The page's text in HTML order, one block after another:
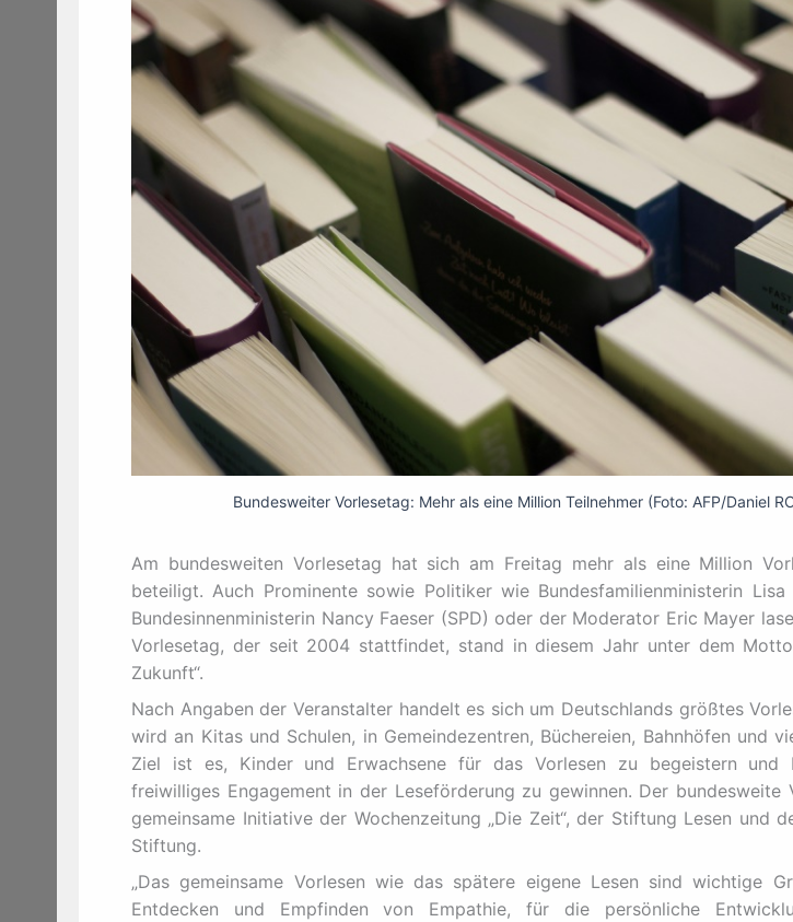
Bundesweiter Vorlesetag: Mehr als eine Million Teilnehmer (Foto: AFP/Daniel
Am bundesweiten Vorlesetag hat sich am Freitag mehr als eine Million
beteiligt. Auch Prominente sowie Politiker wie Bundesfamilienministerin Lisa
Bundesinnenministerin Nancy Faeser (SPD) oder der Moderator Eric Mayer
Vorlesetag, der seit 2004 stattfindet, stand in diesem Jahr unter dem Motto
Zukunft“.
Nach Angaben der Veranstalter handelt es sich um Deutschlands größtes
wird an Kitas und Schulen, in Gemeindezentren, Büchereien, Bahnhöfen und
Ziel ist es, Kinder und Erwachsene für das Vorlesen zu begeistern und
freiwilliges Engagement in der Leseförderung zu gewinnen. Der bundesweite
gemeinsame Initiative der Wochenzeitung „Die Zeit“, der Stiftung Lesen und
Stiftung.
„Das gemeinsame Vorlesen wie das spätere eigene Lesen sind wichtige
Entdecken und Empfinden von Empathie, für die persönliche